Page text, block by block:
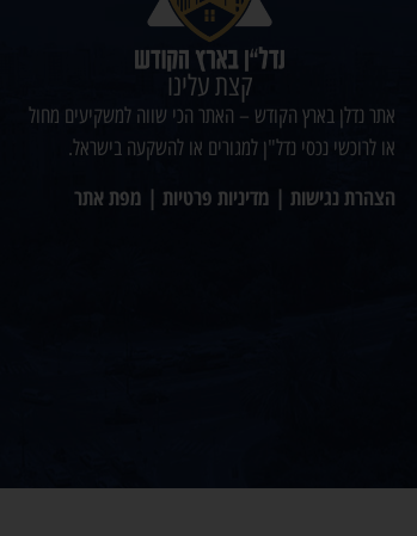
קצת עלינו
אתר נדלן בארץ הקודש – האתר הכי שווה למשקיעים מחול
או לרוכשי נכסי נדל"ן למגורים או להשקעה בישראל.
הצהרת נגישות | מדיניות פרטיות | מפת אתר